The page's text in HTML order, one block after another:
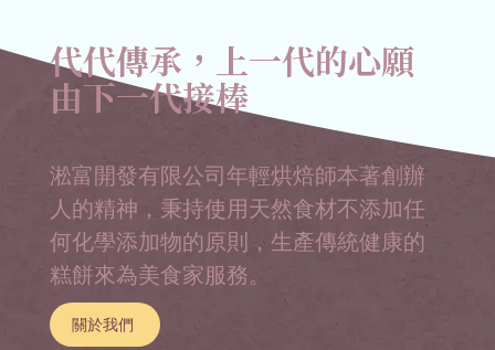
代代傳承，上一代的心願
由下一代接棒
淞富開發有限公司年輕烘焙師本著創辦
人的精神，秉持使用天然食材不添加任
何化學添加物的原則，生產傳統健康的
糕餅來為美食家服務。
關於我們